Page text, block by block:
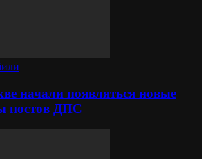
начали появляться новые
постов ДПС